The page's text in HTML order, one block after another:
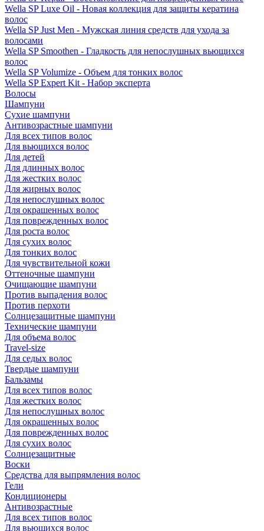
Wella SP Luxe Oil - Новая коллекция для защиты кератина
волос
Wella SP Just Men - Мужская линия средств для ухода за
волосами
Wella SP Smoothen - Гладкость для непослушных вьющихся
волос
Wella SP Volumize - Объем для тонких волос
Wella SP Expert Kit - Набор эксперта
Волосы
Шампуни
Сухие шампуни
Антивозрастные шампуни
Для всех типов волос
Для вьющихся волос
Для детей
Для длинных волос
Для жестких волос
Для жирных волос
Для непослушных волос
Для окрашенных волос
Для поврежденных волос
Для роста волос
Для сухих волос
Для тонких волос
Для чувствительной кожи
Оттеночные шампуни
Очищающие шампуни
Против выпадения волос
Против перхоти
Солнцезащитные шампуни
Технические шампуни
Для объема волос
Travel-size
Для седых волос
Твердые шампуни
Бальзамы
Для всех типов волос
Для жестких волос
Для непослушных волос
Для окрашенных волос
Для поврежденных волос
Для сухих волос
Солнцезащитные
Воски
Средства для выпрямления волос
Гели
Кондиционеры
Антивозрастные
Для всех типов волос
Для вьющихся волос